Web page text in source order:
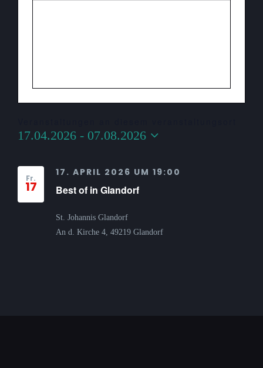
17.04.2026 - 07.08.2026
wählen.
Fr.
17 Best of in Glandorf
17. APRIL 2026 UM 19:00
St. Johannis Glandorf
An d. Kirche 4, 49219 Glandorf